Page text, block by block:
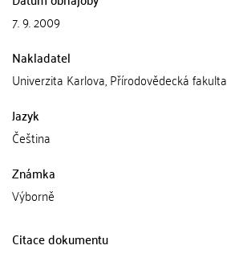
7. 9. 2009
Nakladatel
Univerzita Karlova, Přírodovědecká fakulta
Jazyk
Čeština
Známka
Výborně
Citace dokumentu